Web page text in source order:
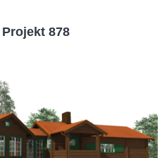
Projekt 878